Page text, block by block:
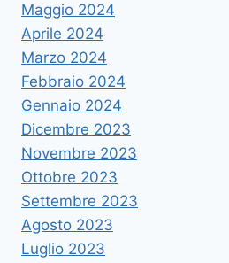
Maggio 2024
Aprile 2024
Marzo 2024
Febbraio 2024
Gennaio 2024
Dicembre 2023
Novembre 2023
Ottobre 2023
Settembre 2023
Agosto 2023
Luglio 2023